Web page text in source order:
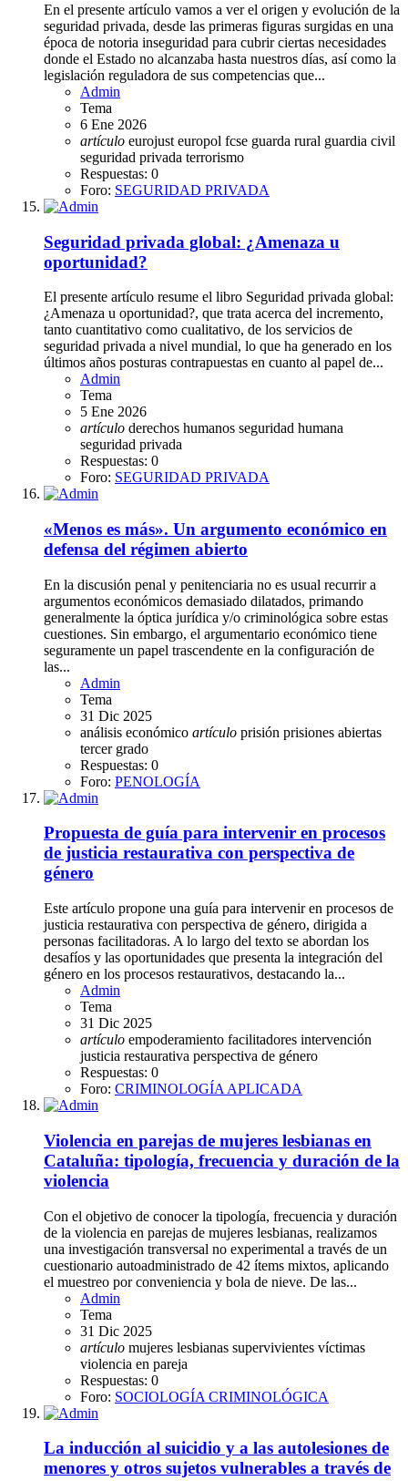
En el presente artículo vamos a ver el origen y evolución de la
seguridad privada, desde las primeras figuras surgidas en una
época de notoria inseguridad para cubrir ciertas necesidades
donde el Estado no alcanzaba hasta nuestros días, así como la
legislación reguladora de sus competencias que...
Admin
Tema
6 Ene 2026
artículo eurojust europol fcse guarda rural guardia civil
seguridad privada terrorismo
Respuestas: 0
Foro: SEGURIDAD PRIVADA
Seguridad privada global: ¿Amenaza u
oportunidad?
El presente artículo resume el libro Seguridad privada global:
¿Amenaza u oportunidad?, que trata acerca del incremento,
tanto cuantitativo como cualitativo, de los servicios de
seguridad privada a nivel mundial, lo que ha generado en los
últimos años posturas contrapuestas en cuanto al papel de...
Admin
Tema
5 Ene 2026
artículo derechos humanos seguridad humana
seguridad privada
Respuestas: 0
Foro: SEGURIDAD PRIVADA
«Menos es más». Un argumento económico en
defensa del régimen abierto
En la discusión penal y penitenciaria no es usual recurrir a
argumentos económicos demasiado dilatados, primando
generalmente la óptica jurídica y/o criminológica sobre estas
cuestiones. Sin embargo, el argumentario económico tiene
seguramente un papel trascendente en la configuración de
las...
Admin
Tema
31 Dic 2025
análisis económico artículo prisión prisiones abiertas
tercer grado
Respuestas: 0
Foro: PENOLOGÍA
Propuesta de guía para intervenir en procesos
de justicia restaurativa con perspectiva de
género
Este artículo propone una guía para intervenir en procesos de
justicia restaurativa con perspectiva de género, dirigida a
personas facilitadoras. A lo largo del texto se abordan los
desafíos y las oportunidades que presenta la integración del
género en los procesos restaurativos, destacando la...
Admin
Tema
31 Dic 2025
artículo empoderamiento facilitadores intervención
justicia restaurativa perspectiva de género
Respuestas: 0
Foro: CRIMINOLOGÍA APLICADA
Violencia en parejas de mujeres lesbianas en
Cataluña: tipología, frecuencia y duración de la
violencia
Con el objetivo de conocer la tipología, frecuencia y duración
de la violencia en parejas de mujeres lesbianas, realizamos
una investigación transversal no experimental a través de un
cuestionario autoadministrado de 42 ítems mixtos, aplicando
el muestreo por conveniencia y bola de nieve. De las...
Admin
Tema
31 Dic 2025
artículo mujeres lesbianas supervivientes víctimas
violencia en pareja
Respuestas: 0
Foro: SOCIOLOGÍA CRIMINOLÓGICA
La inducción al suicidio y a las autolesiones de
menores y otros sujetos vulnerables a través de